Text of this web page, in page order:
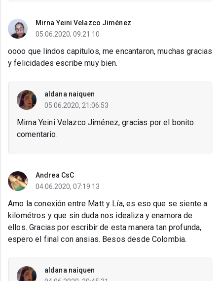
Mirna Yeini Velazco Jiménez
05.06.2020, 09:21:10
oooo que lindos capitulos, me encantaron, muchas gracias
y felicidades escribe muy bien.
aldana naiquen
05.06.2020, 21:06:53
Mirna Yeini Velazco Jiménez, gracias por el bonito
comentario.
Andrea CsC
04.06.2020, 07:19:13
Amo la conexión entre Matt y Lía, es eso que se siente a
kilométros y que sin duda nos idealiza y enamora de
ellos. Gracias por escribir de esta manera tan profunda,
espero el final con ansias. Besos desde Colombia.
aldana naiquen